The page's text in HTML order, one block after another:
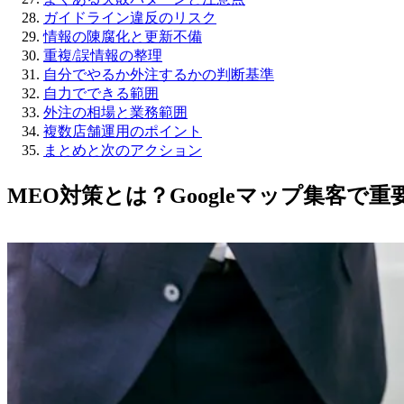
ガイドライン違反のリスク
情報の陳腐化と更新不備
重複/誤情報の整理
自分でやるか外注するかの判断基準
自力でできる範囲
外注の相場と業務範囲
複数店舗運用のポイント
まとめと次のアクション
MEO対策とは？Googleマップ集客で重